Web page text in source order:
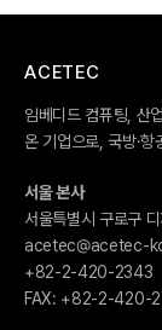
ACETEC
임베디드 컴퓨팅, 산
온 기업으로, 국방·항
서울 본사
서울특별시 구로구
acetec@acetec-
+82-2-420-2343
FAX: +82-2-420-